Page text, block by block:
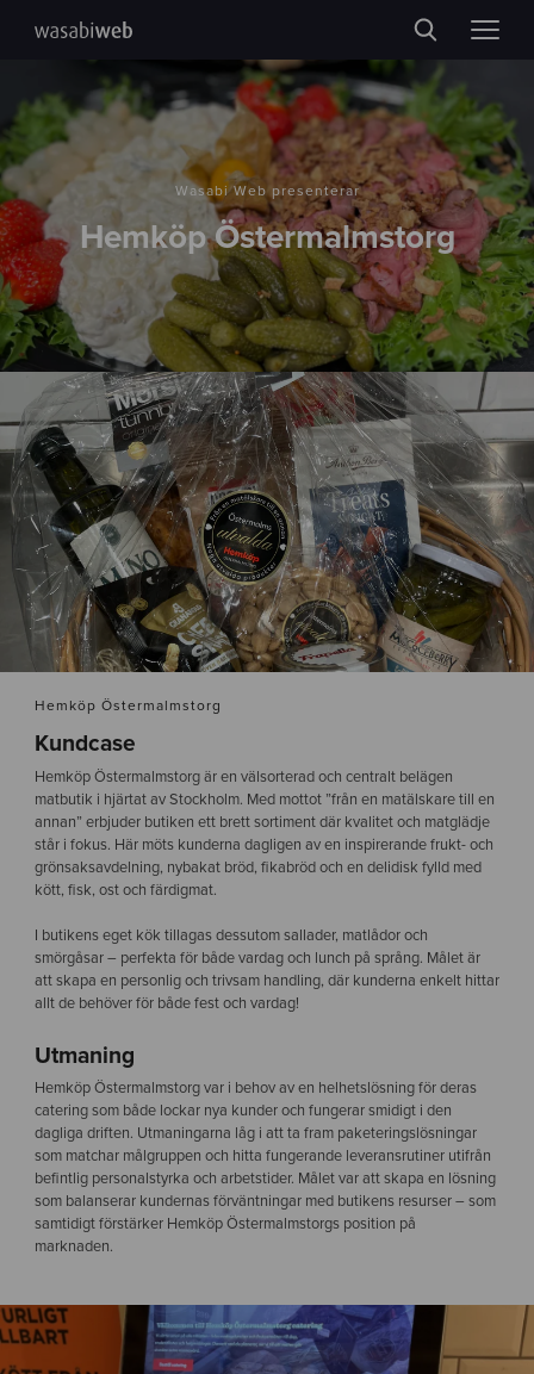
Wasabi Web presenterar
Hemköp Östermalmstorg
Hemköp Östermalmstorg
Kundcase
Hemköp Östermalmstorg är en välsorterad och centralt belägen
matbutik i hjärtat av Stockholm. Med mottot ”från en matälskare till en
annan” erbjuder butiken ett brett sortiment där kvalitet och matglädje
står i fokus. Här möts kunderna dagligen av en inspirerande frukt- och
grönsaksavdelning, nybakat bröd, fikabröd och en delidisk fylld med
kött, fisk, ost och färdigmat.
I butikens eget kök tillagas dessutom sallader, matlådor och
smörgåsar – perfekta för både vardag och lunch på språng. Målet är
att skapa en personlig och trivsam handling, där kunderna enkelt hittar
allt de behöver för både fest och vardag!
Utmaning
Hemköp Östermalmstorg var i behov av en helhetslösning för deras
catering som både lockar nya kunder och fungerar smidigt i den
dagliga driften. Utmaningarna låg i att ta fram paketeringslösningar
som matchar målgruppen och hitta fungerande leveransrutiner utifrån
befintlig personalstyrka och arbetstider. Målet var att skapa en lösning
som balanserar kundernas förväntningar med butikens resurser – som
samtidigt förstärker Hemköp Östermalmstorgs position på
marknaden.